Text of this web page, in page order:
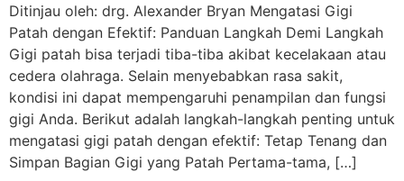
Ditinjau oleh: drg. Alexander Bryan Mengatasi Gigi
Patah dengan Efektif: Panduan Langkah Demi Langkah
Gigi patah bisa terjadi tiba-tiba akibat kecelakaan atau
cedera olahraga. Selain menyebabkan rasa sakit,
kondisi ini dapat mempengaruhi penampilan dan fungsi
gigi Anda. Berikut adalah langkah-langkah penting untuk
mengatasi gigi patah dengan efektif: Tetap Tenang dan
Simpan Bagian Gigi yang Patah Pertama-tama, […]